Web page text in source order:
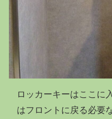
ロッカーキーはここに
はフロントに戻る必要